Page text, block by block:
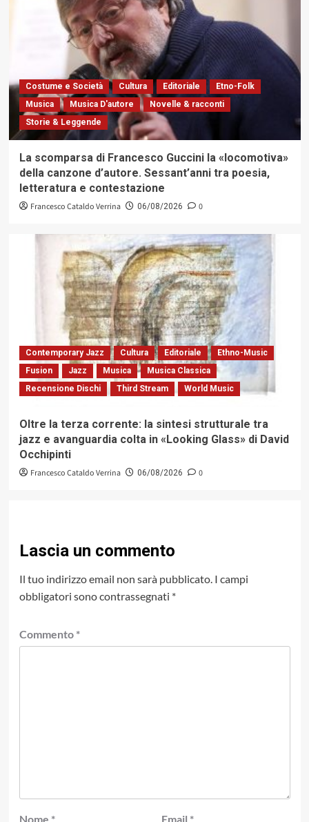
Costume e Società Cultura Editoriale
Etno-Folk
Musica
Musica D'autore
Novelle & racconti
Storie & Leggende
La scomparsa di Francesco Guccini la «locomotiva»
della canzone d’autore. Sessant’anni tra poesia,
letteratura e contestazione
Francesco Cataldo Verrina 06/08/2026 0
Contemporary Jazz Cultura Editoriale
Ethno-Music
Fusion
Jazz Musica
Musica Classica
Recensione Dischi
Third Stream World Music
Oltre la terza corrente: la sintesi strutturale tra
jazz e avanguardia colta in «Looking Glass» di David
Occhipinti
Francesco Cataldo Verrina 06/08/2026 0
Lascia un commento
Il tuo indirizzo email non sarà pubblicato. I campi
obbligatori sono contrassegnati *
Commento *
Nome * Email *